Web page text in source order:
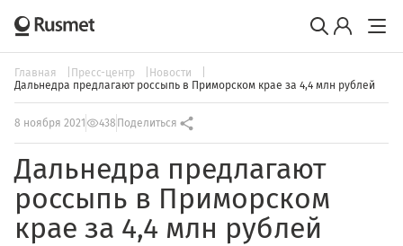
Главная Пресс-центр
Новости
Дальнедра предлагают россыпь в Приморском крае за 4,4 млн рублей
8 ноября 2021 438 Поделиться
Дальнедра предлагают
россыпь в Приморском
крае за 4,4 млн рублей